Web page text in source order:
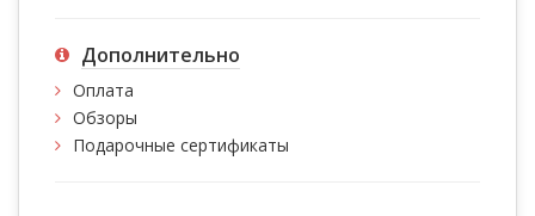
Дополнительно
Оплата
Обзоры
Подарочные сертификаты